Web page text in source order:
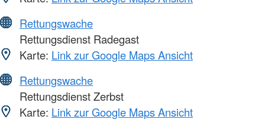
Rettungswache
Rettungsdienst Radegast
Karte: Link zur Google Maps Ansicht
Rettungswache
Rettungsdienst Zerbst
Karte: Link zur Google Maps Ansicht